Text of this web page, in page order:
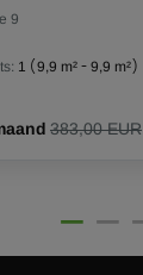
9
1 (9,9 m² - 9,9 m²)
383,00 EUR